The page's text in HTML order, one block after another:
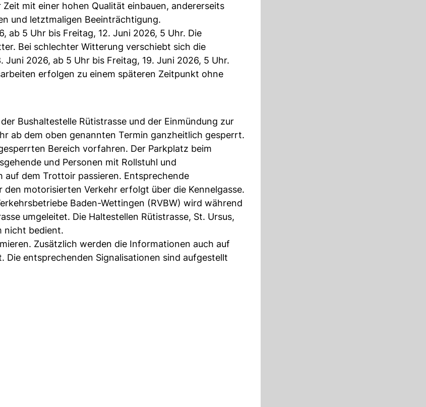
mit einer hohen Qualität einbauen, andererseits
und letztmaligen Beeinträchtigung.
ab 5 Uhr bis Freitag, 12. Juni 2026, 5 Uhr. Die
Bei schlechter Witterung verschiebt sich die
2026, ab 5 Uhr bis Freitag, 19. Juni 2026, 5 Uhr.
erfolgen zu einem späteren Zeitpunkt ohne
Bushaltestelle Rütistrasse und der Einmündung zur
ab dem oben genannten Termin ganzheitlich gesperrt.
Bereich vorfahren. Der Parkplatz beim
und Personen mit Rollstuhl und
dem Trottoir passieren. Entsprechende
motorisierten Verkehr erfolgt über die Kennelgasse.
Baden-Wettingen (RVBW) wird während
umgeleitet. Die Haltestellen Rütistrasse, St. Ursus,
nicht bedient.
Zusätzlich werden die Informationen auch auf
Die entsprechenden Signalisationen sind aufgestellt